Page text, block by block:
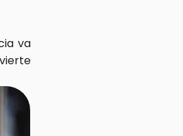
va